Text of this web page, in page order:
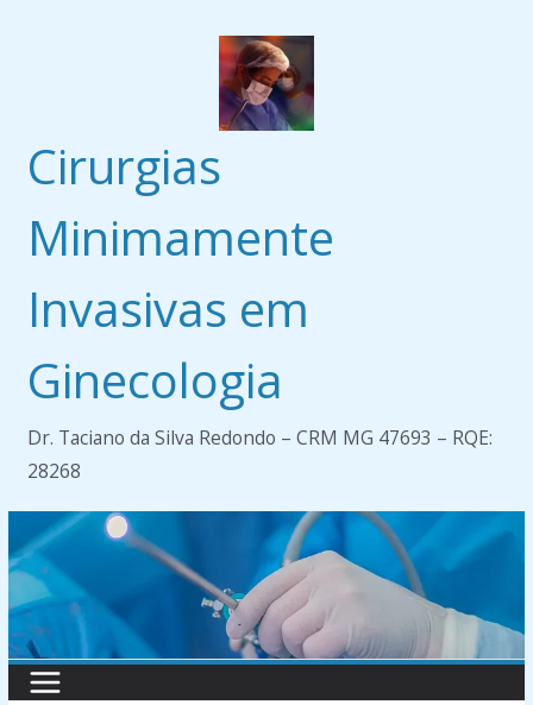
Cirurgias
Minimamente
Invasivas em
Ginecologia
Dr. Taciano da Silva Redondo – CRM MG 47693 – RQE:
28268